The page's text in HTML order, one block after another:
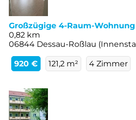
Großzügige 4-Raum-
0,82 km
06844 Dessau-Roßlau
920 € 121,2 m² 4 Zimmer